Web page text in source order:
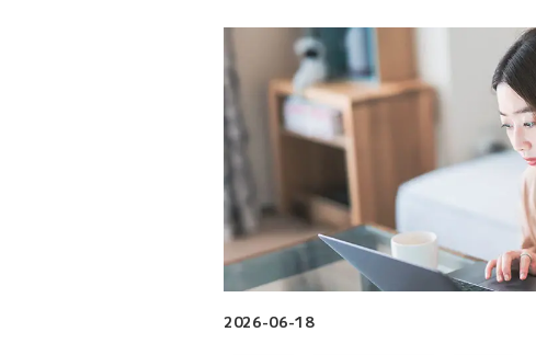
2026-06-18